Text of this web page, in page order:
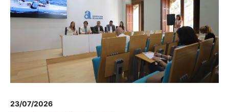
23/07/2026